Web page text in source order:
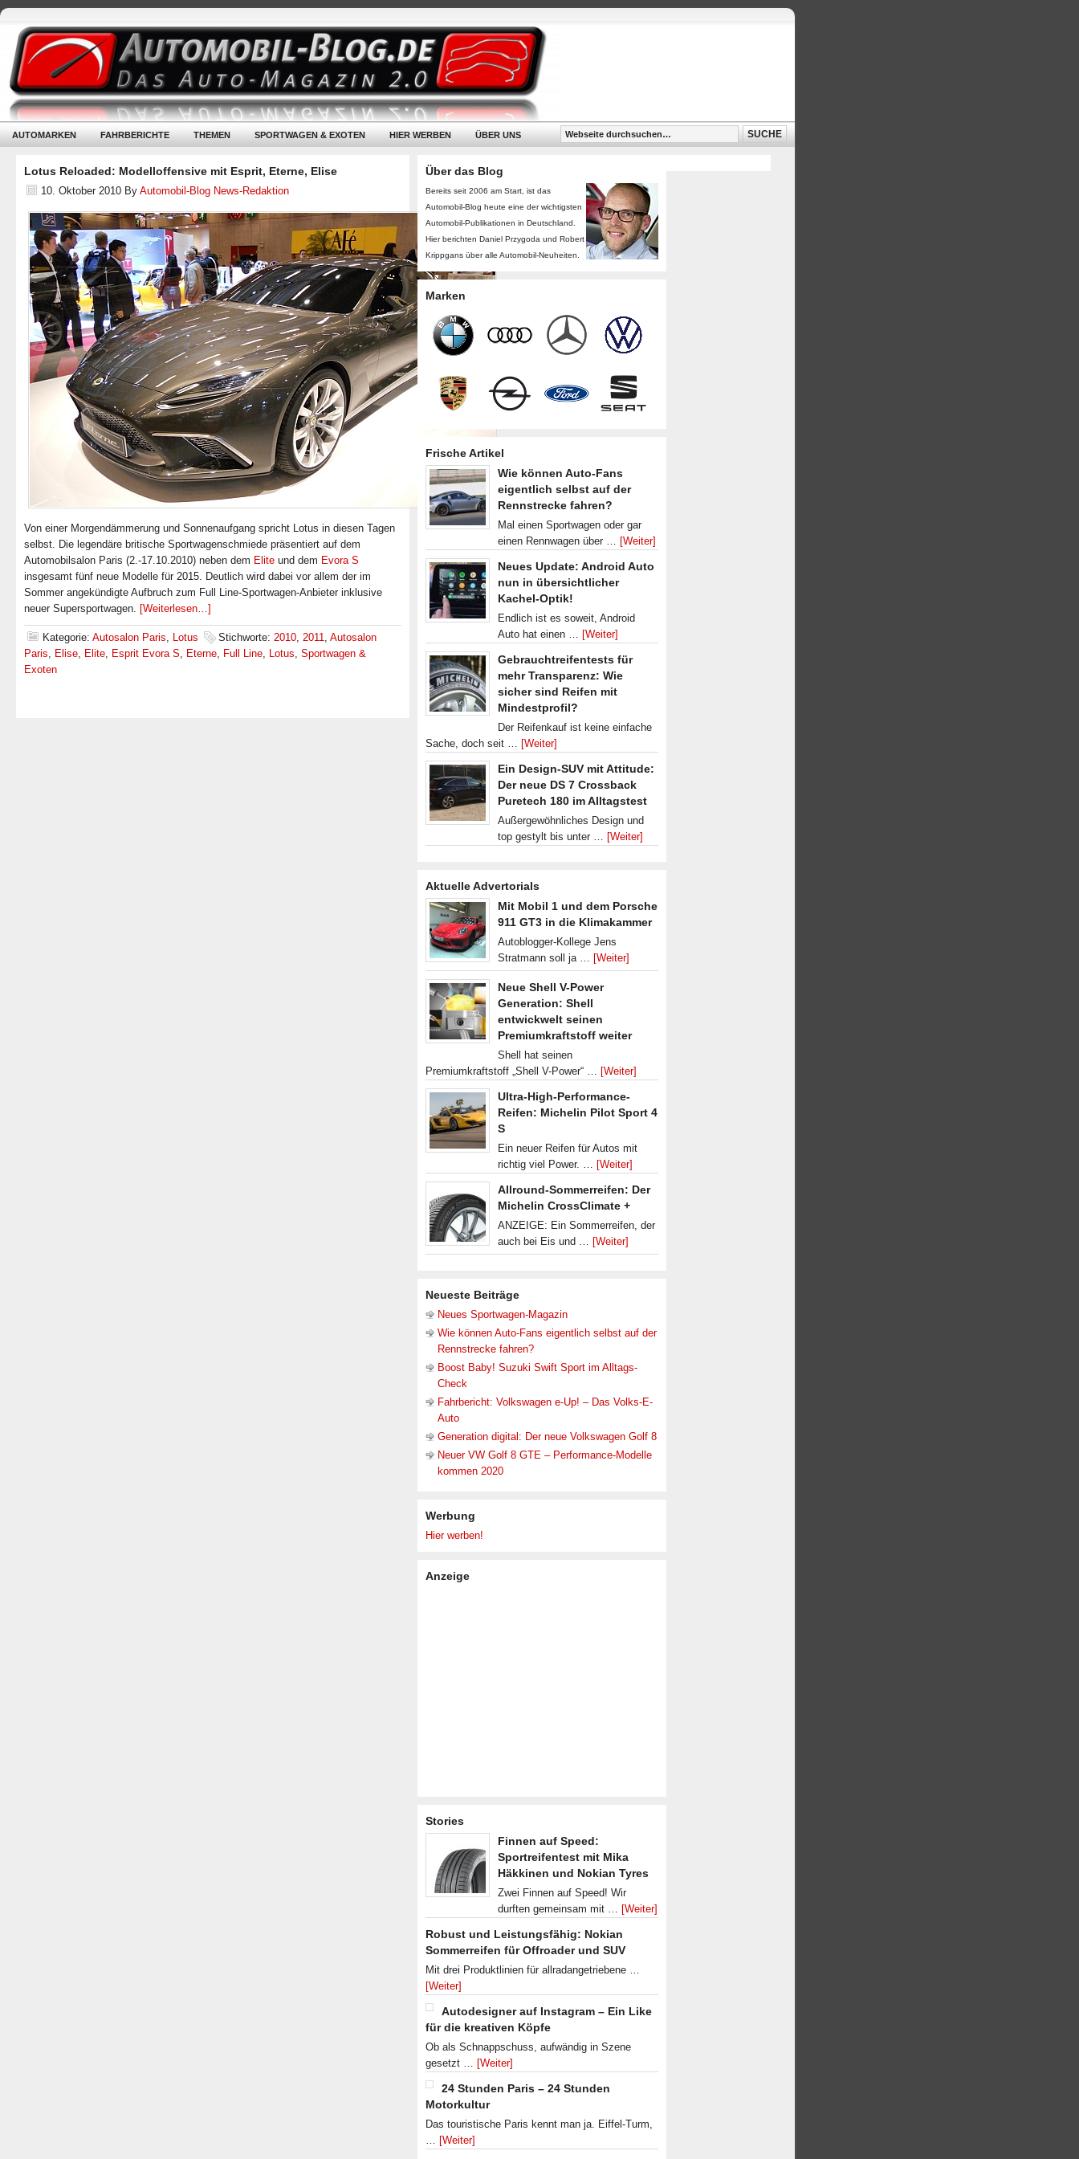
AUTOMARKEN FAHRBERICHTE THEMEN SPORTWAGEN & EXOTEN HIER WERBEN ÜBER UNS
Lotus Reloaded: Modelloffensive mit Esprit, Eterne, Elise
10. Oktober 2010 By Automobil-Blog News-Redaktion
Von einer Morgendämmerung und Sonnenaufgang spricht Lotus in diesen Tagen
selbst. Die legendäre britische Sportwagenschmiede präsentiert auf dem
Automobilsalon Paris (2.-17.10.2010) neben dem Elite und dem Evora S
insgesamt fünf neue Modelle für 2015. Deutlich wird dabei vor allem der im
Sommer angekündigte Aufbruch zum Full Line-Sportwagen-Anbieter inklusive
neuer Supersportwagen. [Weiterlesen…]
Kategorie: Autosalon Paris, Lotus Stichworte: 2010, 2011, Autosalon
Paris, Elise, Elite, Esprit Evora S, Eterne, Full Line, Lotus, Sportwagen &
Exoten
Über das Blog
Bereits seit 2006 am Start, ist das
Automobil-Blog heute eine der wichtigsten
Automobil-Publikationen in Deutschland.
Hier berichten Daniel Przygoda und Robert
Krippgans über alle Automobil-Neuheiten.
Marken
Frische Artikel
Wie können Auto-Fans
eigentlich selbst auf der
Rennstrecke fahren?
Mal einen Sportwagen oder gar
einen Rennwagen über … [Weiter]
Neues Update: Android Auto
nun in übersichtlicher
Kachel-Optik!
Endlich ist es soweit, Android
Auto hat einen … [Weiter]
Gebrauchtreifentests für
mehr Transparenz: Wie
sicher sind Reifen mit
Mindestprofil?
Der Reifenkauf ist keine einfache
Sache, doch seit … [Weiter]
Ein Design-SUV mit Attitude:
Der neue DS 7 Crossback
Puretech 180 im Alltagstest
Außergewöhnliches Design und
top gestylt bis unter … [Weiter]
Aktuelle Advertorials
Mit Mobil 1 und dem Porsche
911 GT3 in die Klimakammer
Autoblogger-Kollege Jens
Stratmann soll ja … [Weiter]
Neue Shell V-Power
Generation: Shell
entwickwelt seinen
Premiumkraftstoff weiter
Shell hat seinen
Premiumkraftstoff „Shell V-Power“ … [Weiter]
Ultra-High-Performance-
Reifen: Michelin Pilot Sport 4
S
Ein neuer Reifen für Autos mit
richtig viel Power. … [Weiter]
Allround-Sommerreifen: Der
Michelin CrossClimate +
ANZEIGE: Ein Sommerreifen, der
auch bei Eis und … [Weiter]
Neueste Beiträge
Neues Sportwagen-Magazin
Wie können Auto-Fans eigentlich selbst auf der
Rennstrecke fahren?
Boost Baby! Suzuki Swift Sport im Alltags-
Check
Fahrbericht: Volkswagen e-Up! – Das Volks-E-
Auto
Generation digital: Der neue Volkswagen Golf 8
Neuer VW Golf 8 GTE – Performance-Modelle
kommen 2020
Werbung
Hier werben!
Anzeige
Stories
Finnen auf Speed:
Sportreifentest mit Mika
Häkkinen und Nokian Tyres
Zwei Finnen auf Speed! Wir
durften gemeinsam mit … [Weiter]
Robust und Leistungsfähig: Nokian
Sommerreifen für Offroader und SUV
Mit drei Produktlinien für allradangetriebene …
[Weiter]
Autodesigner auf Instagram – Ein Like
für die kreativen Köpfe
Ob als Schnappschuss, aufwändig in Szene
gesetzt … [Weiter]
24 Stunden Paris – 24 Stunden
Motorkultur
Das touristische Paris kennt man ja. Eiffel-Turm,
… [Weiter]